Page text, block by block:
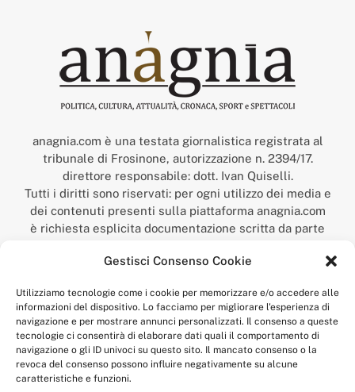
Gestisci Consenso Cookie
Utilizziamo tecnologie come i cookie per memorizzare e/o accedere alle
informazioni del dispositivo. Lo facciamo per migliorare l'esperienza di
navigazione e per mostrare annunci personalizzati. Il consenso a queste
tecnologie ci consentirà di elaborare dati quali il comportamento di
navigazione o gli ID univoci su questo sito. Il mancato consenso o la
revoca del consenso possono influire negativamente su alcune
caratteristiche e funzioni.
anagnia.com è una testata giornalistica registrata al
tribunale di Frosinone, autorizzazione n. 2394/17.
direttore responsabile: dott. Ivan Quiselli.
Tutti i diritti sono riservati: per ogni utilizzo dei media e
dei contenuti presenti sulla piattaforma anagnia.com
è richiesta esplicita documentazione scritta da parte
“Anagnia” è un marchio registrato presso l’Ufficio Italiano
Economico,
num. registrazione: 302017000014044 del 9 febbraio 2017.
Per contatti:redazione@anagnia.com